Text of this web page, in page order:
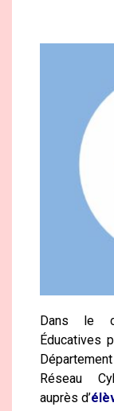
Dans le
Éducatives
Réseau
auprès d’